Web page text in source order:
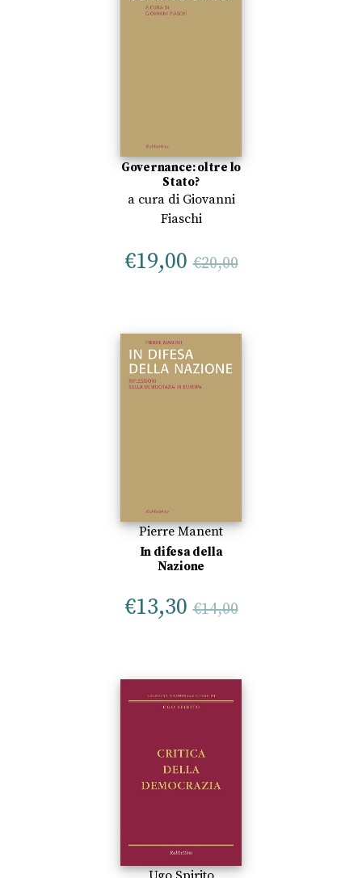
Governance: oltre lo
Stato?
a cura di Giovanni
Fiaschi
€19,00 €20,00
Pierre Manent
In difesa della
Nazione
€13,30 €14,00